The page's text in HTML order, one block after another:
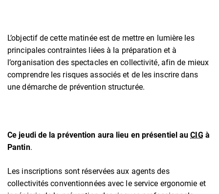
L’objectif de cette matinée est de mettre en lumière les
principales contraintes liées à la préparation et à
l’organisation des spectacles en collectivité, afin de mieux
comprendre les risques associés et de les inscrire dans
une démarche de prévention structurée.
Ce jeudi de la prévention aura lieu en présentiel auCIG à
Pantin.
Les inscriptions sont réservées aux agents des
collectivités conventionnées avec le service ergonomie et